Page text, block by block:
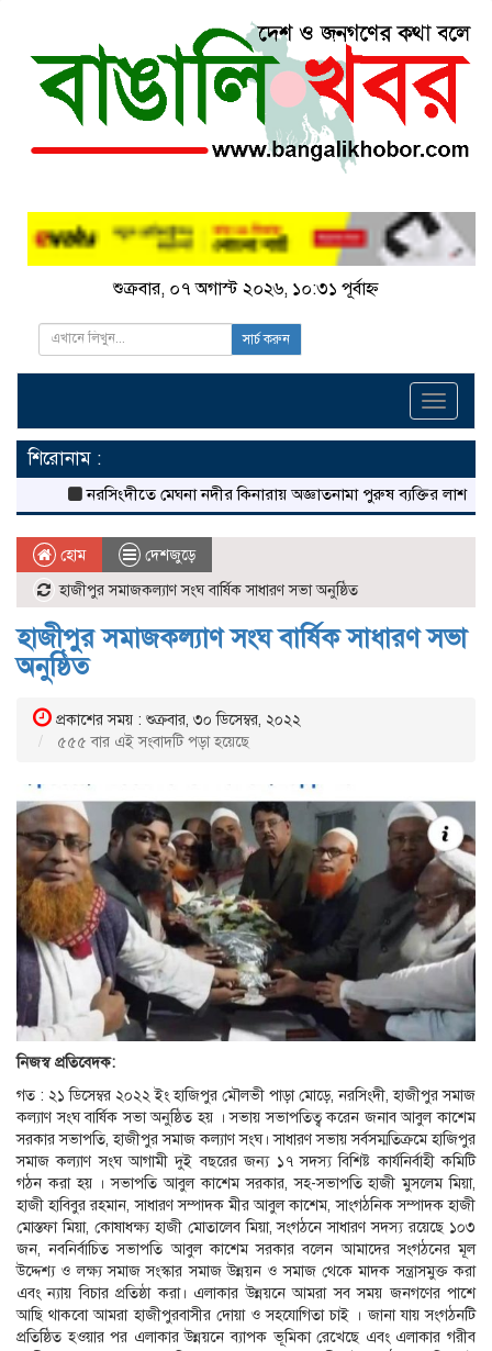
শুক্রবার, ০৭ অগাস্ট ২০২৬, ১০:৩১ পূর্বাহ্ন
সার্চ করুন
Toggle
শিরোনাম :
নরসিংদীতে মেঘনা নদীর কিনারায় অজ্ঞাতনামা পুরুষ ব্যক্তির লাশ উদ্ধার
হোম
দেশজুড়ে
হাজীপুর সমাজকল্যাণ সংঘ বার্ষিক সাধারণ সভা অনুষ্ঠিত
হাজীপুর সমাজকল্যাণ সংঘ বার্ষিক সাধারণ সভা
অনুষ্ঠিত
প্রকাশের সময় : শুক্রবার, ৩০ ডিসেম্বর, ২০২২
৫৫৫ বার এই সংবাদটি পড়া হয়েছে
নিজস্ব প্রতিবেদক:
গত : ২১ ডিসেম্বর ২০২২ ইং হাজিপুর মৌলভী পাড়া মোড়ে, নরসিংদী, হাজীপুর সমাজ
কল্যাণ সংঘ বার্ষিক সভা অনুষ্ঠিত হয় । সভায় সভাপতিত্ব করেন জনাব আবুল কাশেম
সরকার সভাপতি, হাজীপুর সমাজ কল্যাণ সংঘ। সাধারণ সভায় সর্বসম্মতিক্রমে হাজিপুর
সমাজ কল্যাণ সংঘ আগামী দুই বছরের জন্য ১৭ সদস্য বিশিষ্ট কার্যনির্বাহী কমিটি
গঠন করা হয় । সভাপতি আবুল কাশেম সরকার, সহ-সভাপতি হাজী মুসলেম মিয়া,
হাজী হাবিবুর রহমান, সাধারণ সম্পাদক মীর আবুল কাশেম, সাংগঠনিক সম্পাদক হাজী
মোস্তফা মিয়া, কোষাধক্ষ্য হাজী মোতালেব মিয়া, সংগঠনে সাধারণ সদস্য রয়েছে ১০৩
জন, নবনির্বাচিত সভাপতি আবুল কাশেম সরকার বলেন আমাদের সংগঠনের মূল
উদ্দেশ্য ও লক্ষ্য সমাজ সংস্কার সমাজ উন্নয়ন ও সমাজ থেকে মাদক সন্ত্রাসমুক্ত করা
এবং ন্যায় বিচার প্রতিষ্ঠা করা। এলাকার উন্নয়নে আমরা সব সময় জনগণের পাশে
আছি থাকবো আমরা হাজীপুরবাসীর দোয়া ও সহযোগিতা চাই । জানা যায় সংগঠনটি
প্রতিষ্ঠিত হওয়ার পর এলাকার উন্নয়নে ব্যাপক ভূমিকা রেখেছে এবং এলাকার গরীব